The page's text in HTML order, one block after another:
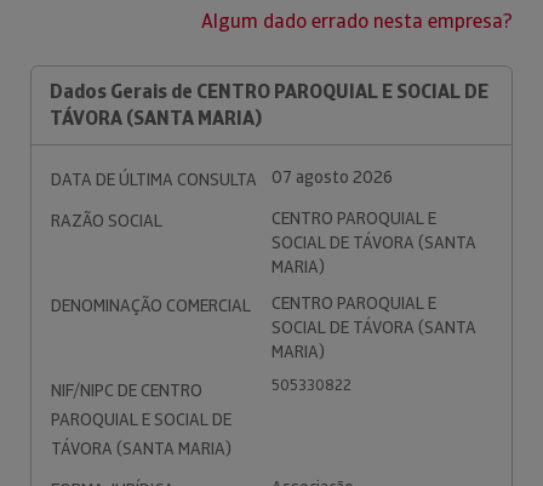
Algum dado errado nesta empresa?
Dados Gerais de CENTRO PAROQUIAL E SOCIAL DE
TÁVORA (SANTA MARIA)
DATA DE ÚLTIMA CONSULTA
07 agosto 2026
RAZÃO SOCIAL
CENTRO PAROQUIAL E
SOCIAL DE TÁVORA (SANTA
MARIA)
DENOMINAÇÃO COMERCIAL
CENTRO PAROQUIAL E
SOCIAL DE TÁVORA (SANTA
MARIA)
NIF/NIPC DE CENTRO
PAROQUIAL E SOCIAL DE
TÁVORA (SANTA MARIA)
505330822